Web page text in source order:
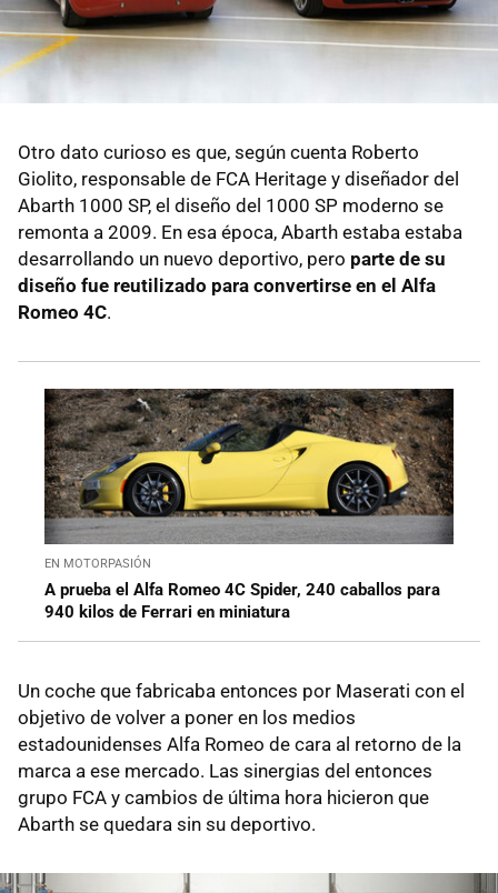
Otro dato curioso es que, según cuenta Roberto
Giolito, responsable de FCA Heritage y diseñador del
Abarth 1000 SP, el diseño del 1000 SP moderno se
remonta a 2009. En esa época, Abarth estaba estaba
desarrollando un nuevo deportivo, pero parte de su
diseño fue reutilizado para convertirse en el Alfa
Romeo 4C.
EN MOTORPASIÓN
A prueba el Alfa Romeo 4C Spider, 240 caballos para
940 kilos de Ferrari en miniatura
Un coche que fabricaba entonces por Maserati con el
objetivo de volver a poner en los medios
estadounidenses Alfa Romeo de cara al retorno de la
marca a ese mercado. Las sinergias del entonces
grupo FCA y cambios de última hora hicieron que
Abarth se quedara sin su deportivo.